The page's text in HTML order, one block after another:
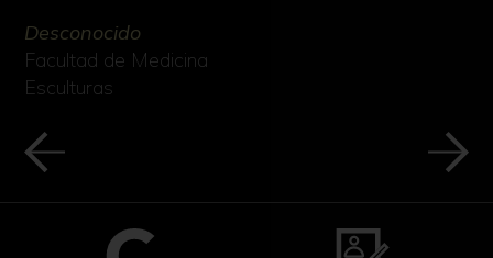
Desconocido
Facultad de Medicina
Esculturas